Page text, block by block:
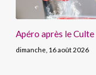
Apéro après le Culte
dimanche, 16 août 2026